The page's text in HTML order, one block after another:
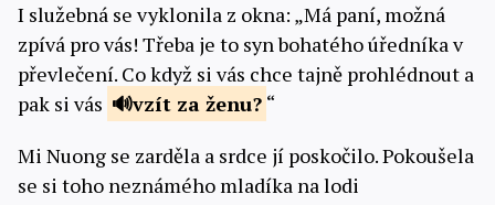
I služebná se vyklonila z okna: „Má paní, možná
zpívá pro vás! Třeba je to syn bohatého úředníka v
převlečení. Co když si vás chce tajně prohlédnout a
pak si vás
vzít za ženu? “
Mi Nuong se zarděla a srdce jí poskočilo. Pokoušela
se si toho neznámého mladíka na lodi